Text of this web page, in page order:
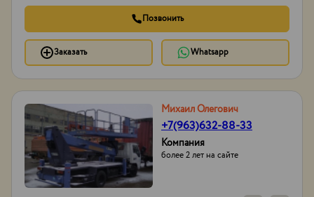
Позвонить
Заказать Whatsapp
Михаил Олегович
+7(963)632-88-33
Компания
более 2 лет на сайте